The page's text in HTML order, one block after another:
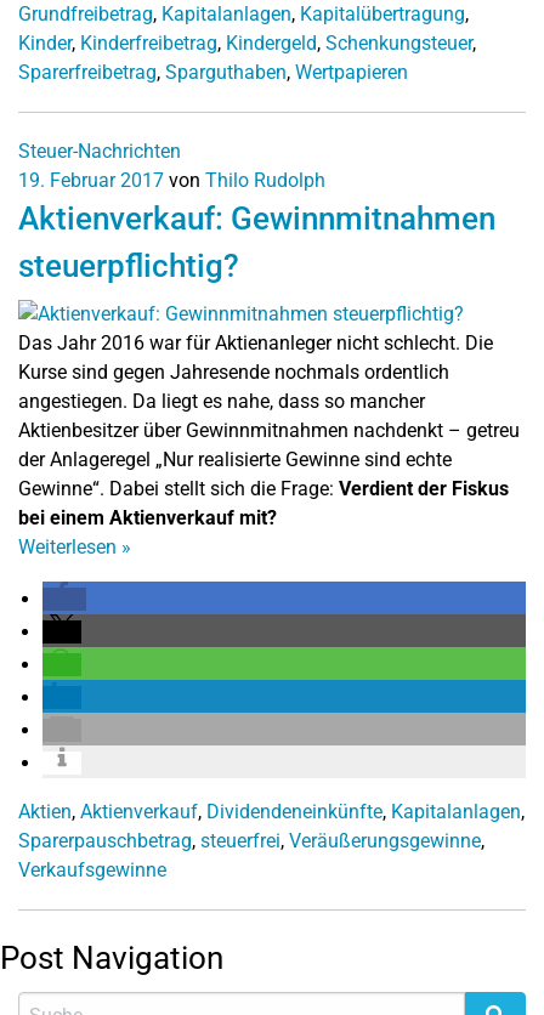
Grundfreibetrag, Kapitalanlagen, Kapitalübertragung,
Kinder, Kinderfreibetrag, Kindergeld, Schenkungsteuer,
Sparerfreibetrag, Sparguthaben, Wertpapieren
Steuer-Nachrichten
19. Februar 2017 von Thilo Rudolph
Aktienverkauf: Gewinnmitnahmen
steuerpflichtig?
Das Jahr 2016 war für Aktienanleger nicht schlecht. Die
Kurse sind gegen Jahresende nochmals ordentlich
angestiegen. Da liegt es nahe, dass so mancher
Aktienbesitzer über Gewinnmitnahmen nachdenkt – getreu
der Anlageregel „Nur realisierte Gewinne sind echte
Gewinne“. Dabei stellt sich die Frage: Verdient der Fiskus
bei einem Aktienverkauf mit?
Weiterlesen »
Aktien, Aktienverkauf, Dividendeneinkünfte, Kapitalanlagen,
Sparerpauschbetrag, steuerfrei, Veräußerungsgewinne,
Verkaufsgewinne
Post Navigation